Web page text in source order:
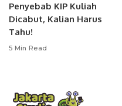
Penyebab KIP Kuliah
Dicabut, Kalian Harus
Tahu!
5 Min Read